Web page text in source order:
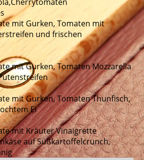
mit Gurken, Tomaten mit
und frischen
mit Gurken, Tomaten Mozzarella
mit Gurken, Tomaten Thunfisch,
Ei
mit Kräuter Vinaigrette
auf Süßkartoffelcrunch,